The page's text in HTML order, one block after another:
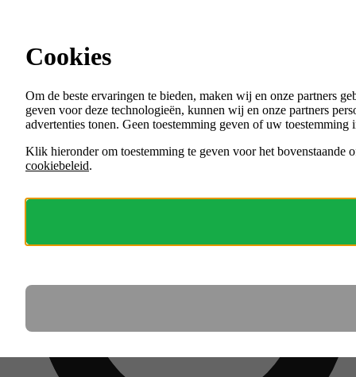
Menu
VACATURES
ORGANISATIES
overheden
Cookies
Om de beste ervaringen te bieden, maken wij en onze partners
geven voor deze technologieën, kunnen wij en onze partners
advertenties tonen. Geen toestemming geven of uw
Klik hieronder om toestemming te geven voor het bovenstaande
cookiebeleid.